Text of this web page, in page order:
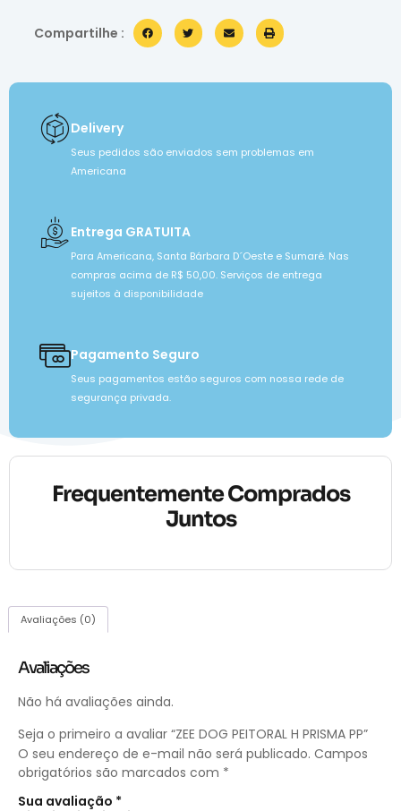
Compartilhe :
Delivery
Seus pedidos são enviados sem problemas em
Americana
Entrega GRATUITA
Para Americana, Santa Bárbara D´Oeste e Sumaré. Nas
compras acima de R$ 50,00. Serviços de entrega
sujeitos à disponibilidade
Pagamento Seguro
Seus pagamentos estão seguros com nossa rede de
segurança privada.
Frequentemente Comprados
Juntos
Avaliações (0)
Avaliações
Não há avaliações ainda.
Seja o primeiro a avaliar “ZEE DOG PEITORAL H PRISMA PP”
O seu endereço de e-mail não será publicado. Campos
obrigatórios são marcados com *
Sua avaliação *